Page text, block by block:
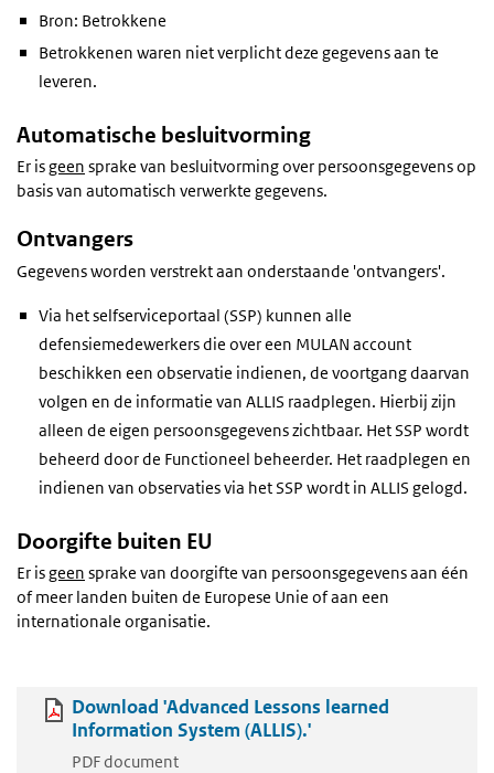
Bron: Betrokkene
Betrokkenen waren niet verplicht deze gegevens aan te
leveren.
Automatische besluitvorming
Er isgeen sprake van besluitvorming over persoonsgegevens op
basis van automatisch verwerkte gegevens.
Ontvangers
Gegevens worden verstrekt aan onderstaande 'ontvangers'.
Via het selfserviceportaal (SSP) kunnen alle
defensiemedewerkers die over een MULAN account
beschikken een observatie indienen, de voortgang daarvan
volgen en de informatie van ALLIS raadplegen. Hierbij zijn
alleen de eigen persoonsgegevens zichtbaar. Het SSP wordt
beheerd door de Functioneel beheerder. Het raadplegen en
indienen van observaties via het SSP wordt in ALLIS gelogd.
Doorgifte buiten EU
Er isgeen sprake van doorgifte van persoonsgegevens aan één
of meer landen buiten de Europese Unie of aan een
internationale organisatie.
Download 'Advanced Lessons learned
Information System (ALLIS).'
PDF document